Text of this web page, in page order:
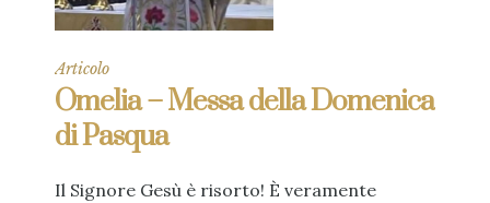
Articolo
Omelia – Messa della Domenica
di Pasqua
Il Signore Gesù è risorto! È veramente